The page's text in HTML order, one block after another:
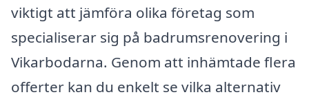
viktigt att jämföra olika företag som
specialiserar sig på badrumsrenovering i
Vikarbodarna. Genom att inhämtade flera
offerter kan du enkelt se vilka alternativ